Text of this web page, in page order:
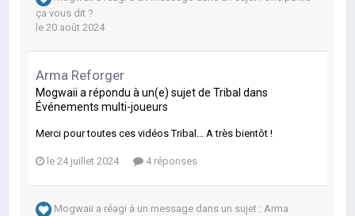
ça vous dit ?
le 20 août 2024
Arma Reforger
Mogwaii a répondu à un(e) sujet de Tribal dans
Événements multi-joueurs
Merci pour toutes ces vidéos Tribal... A très bientôt !
le 24 juillet 2024 4 réponses
Mogwaii a réagi à un message dans un sujet : Arma